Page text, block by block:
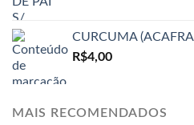
CURCUMA
R$4,00
MAIS RECOMENDADOS